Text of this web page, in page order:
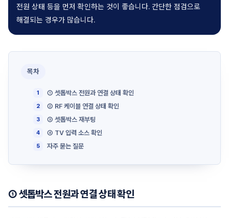
전원 상태 등을 먼저 확인하는 것이 좋습니다. 간단한 점검으로
해결되는 경우가 많습니다.
목차
① 셋톱박스 전원과 연결 상태 확인
② RF 케이블 연결 상태 확인
③ 셋톱박스 재부팅
④ TV 입력 소스 확인
자주 묻는 질문
① 셋톱박스 전원과 연결 상태 확인